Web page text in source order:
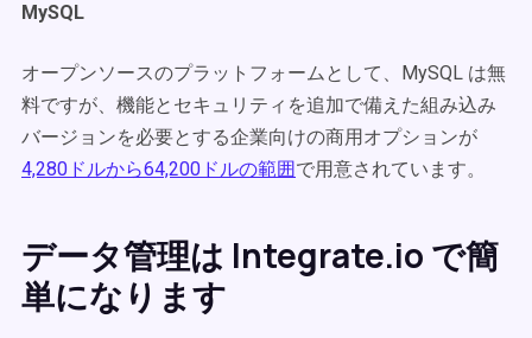
MySQL
オープンソースのプラットフォームとして、MySQL は無
料ですが、機能とセキュリティを追加で備えた組み込み
バージョンを必要とする企業向けの商用オプションが
4,280ドルから64,200ドルの範囲で用意されています。
データ管理は Integrate.io で簡
単になります